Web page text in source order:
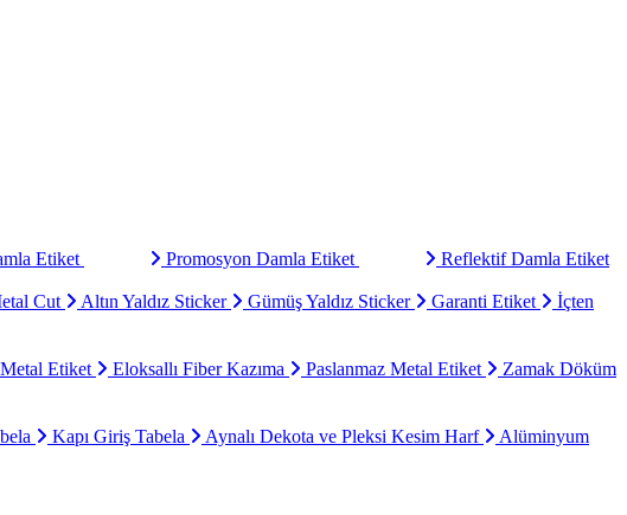
Etiket Promosyon Damla Etiket
Reflektif Damla Etiket
Cut Altın Yaldız Sticker Gümüş Yaldız Sticker Garanti Etiket
İçten
Etiket Eloksallı Fiber Kazıma Paslanmaz Metal Etiket
Zamak Döküm
Kapı Giriş Tabela Aynalı Dekota ve Pleksi Kesim Harf
Alüminyum